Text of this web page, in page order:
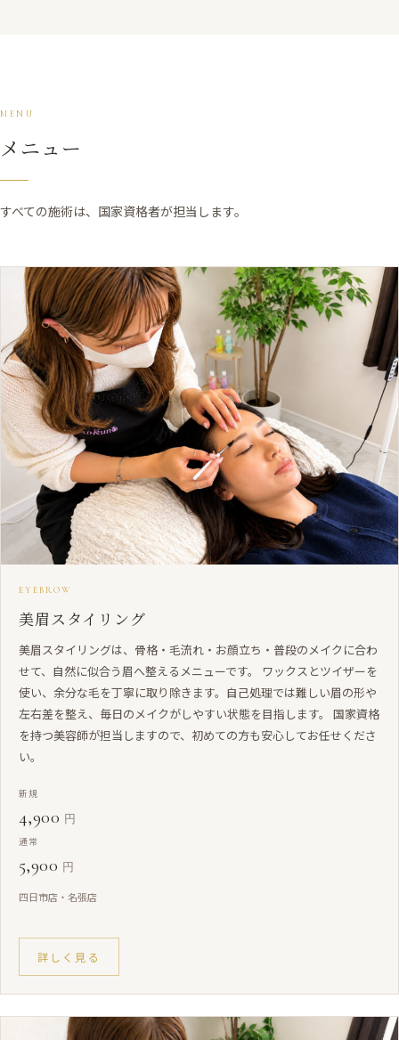
MENU
メニュー
すべての施術は、国家資格者が担当します。
EYEBROW
美眉スタイリング
美眉スタイリングは、骨格・毛流れ・お顔立ち・普段のメイクに合わ
せて、自然に似合う眉へ整えるメニューです。 ワックスとツイザーを
使い、余分な毛を丁寧に取り除きます。自己処理では難しい眉の形や
左右差を整え、毎日のメイクがしやすい状態を目指します。 国家資格
を持つ美容師が担当しますので、初めての方も安心してお任せくださ
い。
新規
4,900 円
通常
5,900 円
四日市店・名張店
詳しく見る